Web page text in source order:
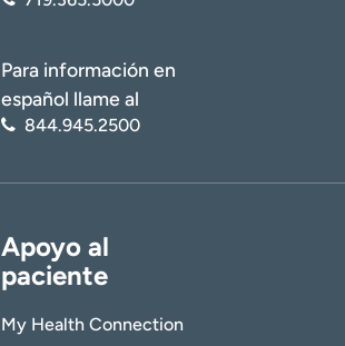
Para información en
español llame al
844.945.2500
Apoyo al
paciente
My Health Connection